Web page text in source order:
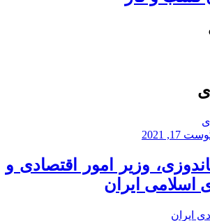
17, 2021
وزیر امور اقتصادی و
اسلامی ایران